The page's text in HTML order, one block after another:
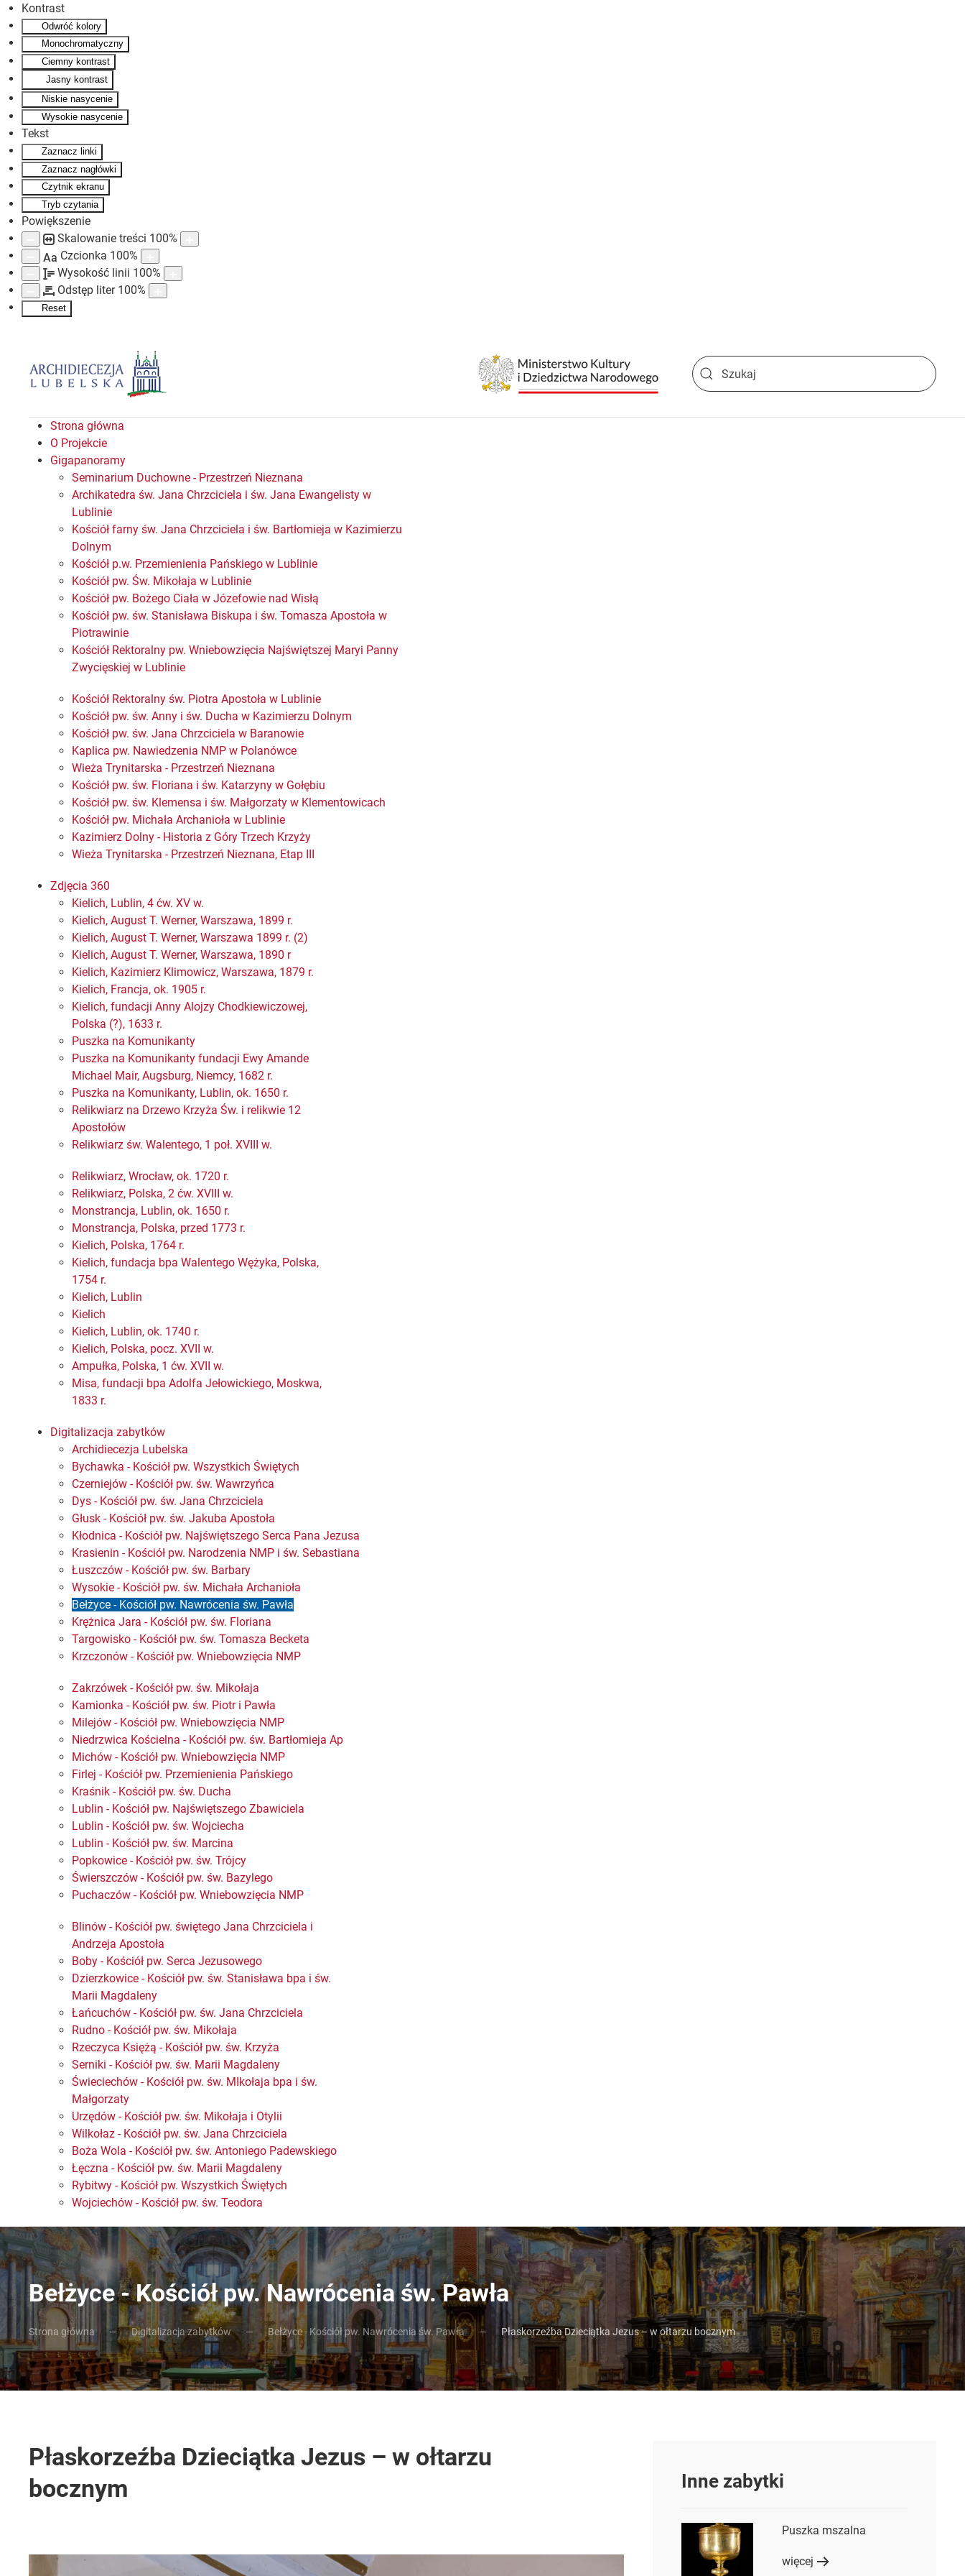
Kontrast
Odwróć kolory
Monochromatyczny
Ciemny kontrast
Jasny kontrast
Niskie nasycenie
Wysokie nasycenie
Tekst
Zaznacz linki
Zaznacz nagłówki
Czytnik ekranu
Tryb czytania
Powiększenie
Skalowanie treści 100%
Aa Czcionka 100%
Wysokość linii 100%
Odstęp liter 100%
Reset
Skip to main content
Strona główna
O Projekcie
Gigapanoramy
Seminarium Duchowne - Przestrzeń Nieznana
Archikatedra św. Jana Chrzciciela i św. Jana Ewangelisty w
Lublinie
Kościół farny św. Jana Chrzciciela i św. Bartłomieja w Kazimierzu
Dolnym
Kościół p.w. Przemienienia Pańskiego w Lublinie
Kościół pw. Św. Mikołaja w Lublinie
Kościół pw. Bożego Ciała w Józefowie nad Wisłą
Kościół pw. św. Stanisława Biskupa i św. Tomasza Apostoła w
Piotrawinie
Kościół Rektoralny pw. Wniebowzięcia Najświętszej Maryi Panny
Zwycięskiej w Lublinie
Kościół Rektoralny św. Piotra Apostoła w Lublinie
Kościół pw. św. Anny i św. Ducha w Kazimierzu Dolnym
Kościół pw. św. Jana Chrzciciela w Baranowie
Kaplica pw. Nawiedzenia NMP w Polanówce
Wieża Trynitarska - Przestrzeń Nieznana
Kościół pw. św. Floriana i św. Katarzyny w Gołębiu
Kościół pw. św. Klemensa i św. Małgorzaty w Klementowicach
Kościół pw. Michała Archanioła w Lublinie
Kazimierz Dolny - Historia z Góry Trzech Krzyży
Wieża Trynitarska - Przestrzeń Nieznana, Etap III
Zdjęcia 360
Kielich, Lublin, 4 ćw. XV w.
Kielich, August T. Werner, Warszawa, 1899 r.
Kielich, August T. Werner, Warszawa 1899 r. (2)
Kielich, August T. Werner, Warszawa, 1890 r
Kielich, Kazimierz Klimowicz, Warszawa, 1879 r.
Kielich, Francja, ok. 1905 r.
Kielich, fundacji Anny Alojzy Chodkiewiczowej,
Polska (?), 1633 r.
Puszka na Komunikanty
Puszka na Komunikanty fundacji Ewy Amande
Michael Mair, Augsburg, Niemcy, 1682 r.
Puszka na Komunikanty, Lublin, ok. 1650 r.
Relikwiarz na Drzewo Krzyża Św. i relikwie 12
Apostołów
Relikwiarz św. Walentego, 1 poł. XVIII w.
Relikwiarz, Wrocław, ok. 1720 r.
Relikwiarz, Polska, 2 ćw. XVIII w.
Monstrancja, Lublin, ok. 1650 r.
Monstrancja, Polska, przed 1773 r.
Kielich, Polska, 1764 r.
Kielich, fundacja bpa Walentego Wężyka, Polska,
1754 r.
Kielich, Lublin
Kielich
Kielich, Lublin, ok. 1740 r.
Kielich, Polska, pocz. XVII w.
Ampułka, Polska, 1 ćw. XVII w.
Misa, fundacji bpa Adolfa Jełowickiego, Moskwa,
1833 r.
Digitalizacja zabytków
Archidiecezja Lubelska
Bychawka - Kościół pw. Wszystkich Świętych
Czerniejów - Kościół pw. św. Wawrzyńca
Dys - Kościół pw. św. Jana Chrzciciela
Głusk - Kościół pw. św. Jakuba Apostoła
Kłodnica - Kościół pw. Najświętszego Serca Pana Jezusa
Krasienin - Kościół pw. Narodzenia NMP i św. Sebastiana
Łuszczów - Kościół pw. św. Barbary
Wysokie - Kościół pw. św. Michała Archanioła
Bełżyce - Kościół pw. Nawrócenia św. Pawła
Krężnica Jara - Kościół pw. św. Floriana
Targowisko - Kościół pw. św. Tomasza Becketa
Krzczonów - Kościół pw. Wniebowzięcia NMP
Zakrzówek - Kościół pw. św. Mikołaja
Kamionka - Kościół pw. św. Piotr i Pawła
Milejów - Kościół pw. Wniebowzięcia NMP
Niedrzwica Kościelna - Kościół pw. św. Bartłomieja Ap
Michów - Kościół pw. Wniebowzięcia NMP
Firlej - Kościół pw. Przemienienia Pańskiego
Kraśnik - Kościół pw. św. Ducha
Lublin - Kościół pw. Najświętszego Zbawiciela
Lublin - Kościół pw. św. Wojciecha
Lublin - Kościół pw. św. Marcina
Popkowice - Kościół pw. św. Trójcy
Świerszczów - Kościół pw. św. Bazylego​
Puchaczów - Kościół pw. Wniebowzięcia NMP
Blinów - Kościół pw. świętego Jana Chrzciciela i
Andrzeja Apostoła
Boby - Kościół pw. Serca Jezusowego
Dzierzkowice - Kościół pw. św. Stanisława bpa i św.
Marii Magdaleny
Łańcuchów - Kościół pw. św. Jana Chrzciciela
Rudno - Kościół pw. św. Mikołaja
Rzeczyca Księżą - Kościół pw. św. Krzyża
Serniki - Kościół pw. św. Marii Magdaleny
Świeciechów - Kościół pw. św. MIkołaja bpa i św.
Małgorzaty
Urzędów - Kościół pw. św. Mikołaja i Otylii
Wilkołaz - Kościół pw. św. Jana Chrzciciela
Boża Wola - Kościół pw. św. Antoniego Padewskiego
Łęczna - Kościół pw. św. Marii Magdaleny
Rybitwy - Kościół pw. Wszystkich Świętych
Wojciechów - Kościół pw. św. Teodora
Bełżyce - Kościół pw. Nawrócenia św. Pawła
Strona główna Digitalizacja zabytków Bełżyce - Kościół pw. Nawrócenia św. Pawła Płaskorzeźba Dzieciątka Jezus – w ołtarzu bocznym
Płaskorzeźba Dzieciątka Jezus – w ołtarzu
bocznym
Inne zabytki
Puszka mszalna
więcej